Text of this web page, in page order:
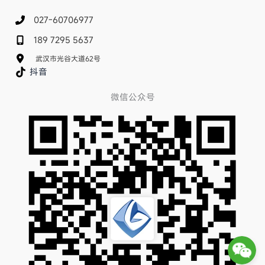
027-60706977
189 7295 5637
武汉市光谷大道62号
抖音
微信公众号